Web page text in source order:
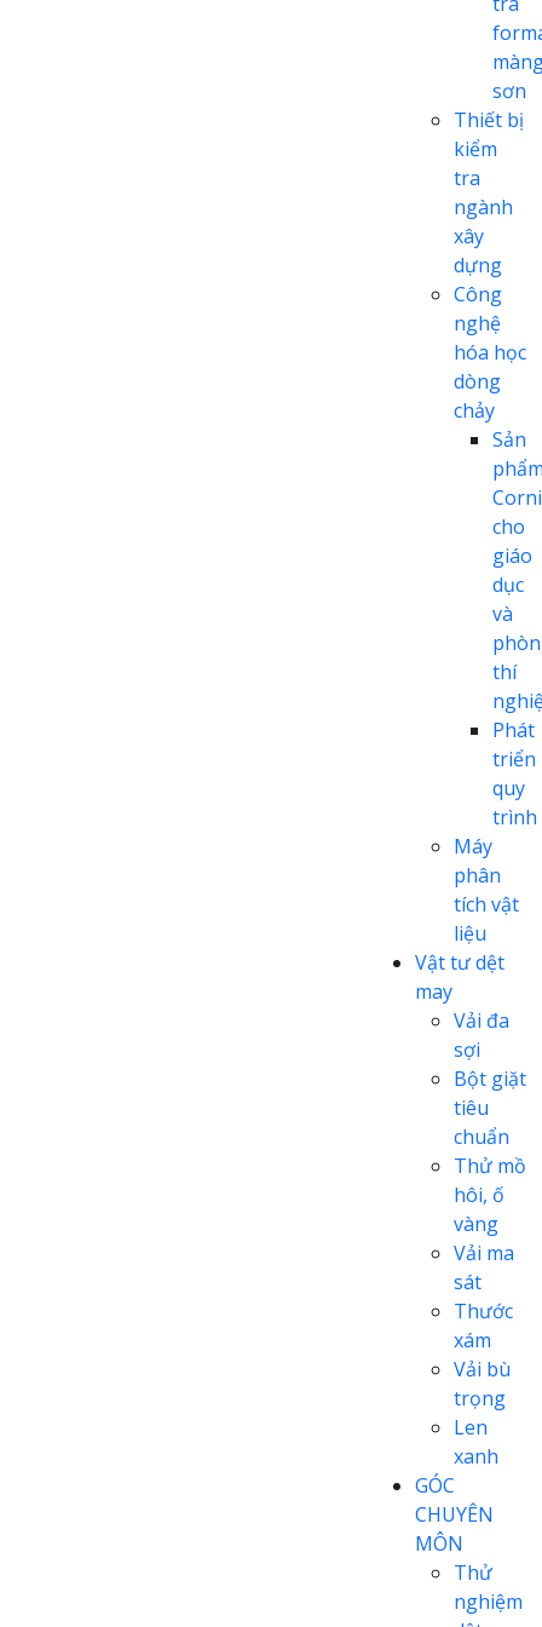
sơn
Thiết bị
kiểm
tra
ngành
xây
dựng
Công
nghệ
hóa học
dòng
chảy
Sản
cho
giáo
dục
và
thí
Phát
triển
quy
trình
Máy
phân
tích vật
liệu
Vật tư dệt
may
Vải đa
sợi
Bột giặt
tiêu
chuẩn
Thử mồ
hôi, ố
vàng
Vải ma
sát
Thước
xám
Vải bù
trọng
Len
xanh
GÓC
CHUYÊN
MÔN
Thử
nghiệm